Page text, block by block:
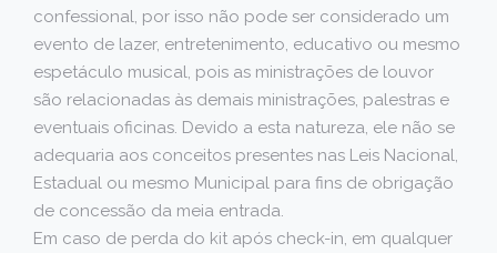
confessional, por isso não pode ser considerado um
evento de lazer, entretenimento, educativo ou mesmo
espetáculo musical, pois as ministrações de louvor
são relacionadas às demais ministrações, palestras e
eventuais oficinas. Devido a esta natureza, ele não se
adequaria aos conceitos presentes nas Leis Nacional,
Estadual ou mesmo Municipal para fins de obrigação
de concessão da meia entrada.
Em caso de perda do kit após check-in, em qualquer